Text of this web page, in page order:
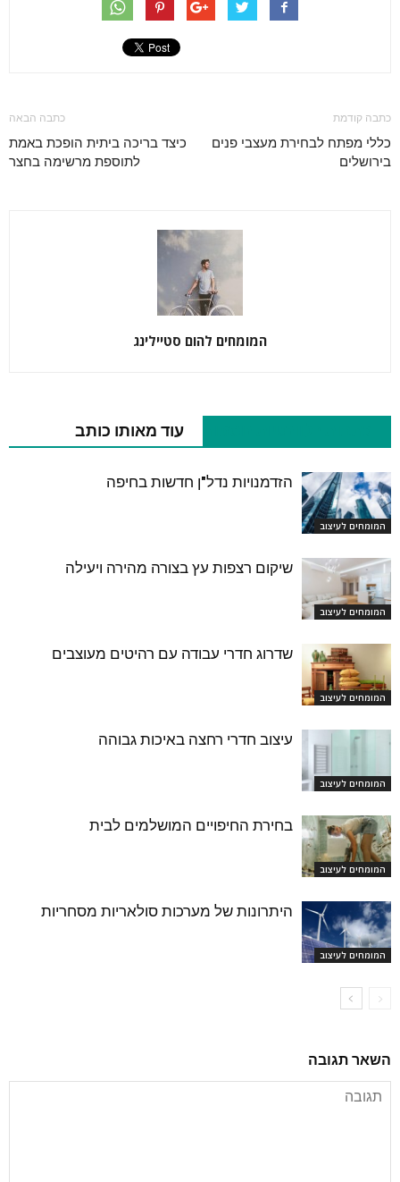
כתבה קודמת
כללי מפתח לבחירת מעצבי פנים
בירושלים
כתבה הבאה
כיצד בריכה ביתית הופכת באמת
לתוספת מרשימה בחצר
המומחים להום סטיילינג
עוד מאותו כותב
המומחים לעיצוב
הזדמנויות נדל"ן חדשות בחיפה
המומחים לעיצוב
שיקום רצפות עץ בצורה מהירה ויעילה
המומחים לעיצוב
שדרוג חדרי עבודה עם רהיטים מעוצבים
המומחים לעיצוב
עיצוב חדרי רחצה באיכות גבוהה
המומחים לעיצוב
בחירת החיפויים המושלמים לבית
המומחים לעיצוב
היתרונות של מערכות סולאריות מסחריות
השאר תגובה